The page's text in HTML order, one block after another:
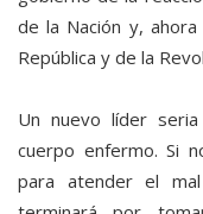
de la Nación y,
República y de la
Un nuevo líder
cuerpo enfermo. Si
para atender el